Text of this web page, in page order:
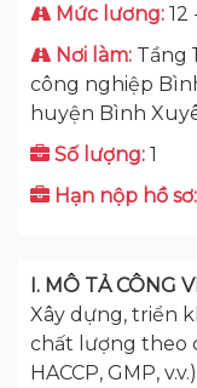
Mức lương: 12
Nơi làm: Tầng
công nghiệp
huyện Bình
Số lượng: 1
Hạn nộp hồ sơ:
I. MÔ TẢ CÔNG
Xây dựng, triển
chất lượng theo
HACCP, GMP,